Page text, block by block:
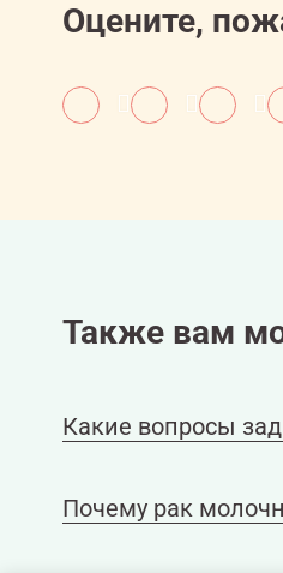
Оцените,
Также вам
Какие вопросы
Почему рак